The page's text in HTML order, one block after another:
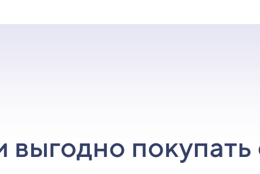
выгодно покупать